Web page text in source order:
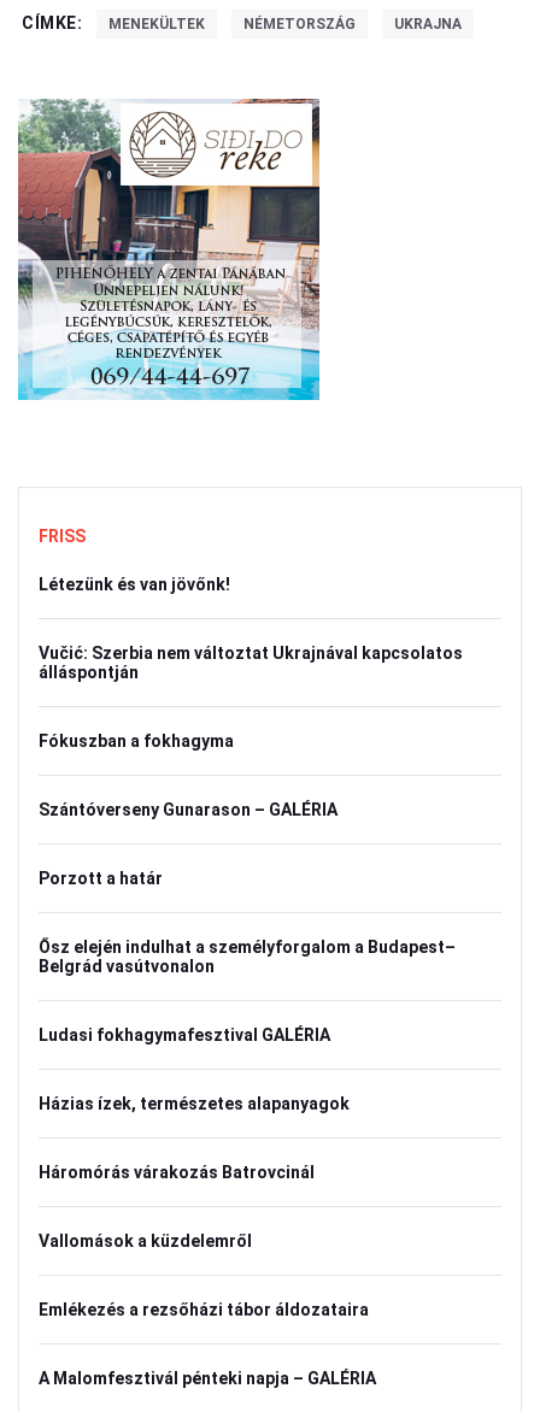
CÍMKE: MENEKÜLTEK NÉMETORSZÁG UKRAJNA
FRISS
Létezünk és van jövőnk!
Vučić: Szerbia nem változtat Ukrajnával kapcsolatos
álláspontján
Fókuszban a fokhagyma
Szántóverseny Gunarason – GALÉRIA
Porzott a határ
Ősz elején indulhat a személyforgalom a Budapest–
Belgrád vasútvonalon
Ludasi fokhagymafesztival GALÉRIA
Házias ízek, természetes alapanyagok
Háromórás várakozás Batrovcinál
Vallomások a küzdelemről
Emlékezés a rezsőházi tábor áldozataira
A Malomfesztivál pénteki napja – GALÉRIA